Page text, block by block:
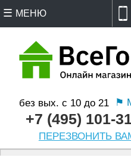
без вых. с 10 до 21 ⚑
+7 (495) 101-
ПЕРЕЗВОНИТЬ
МЕНЮ